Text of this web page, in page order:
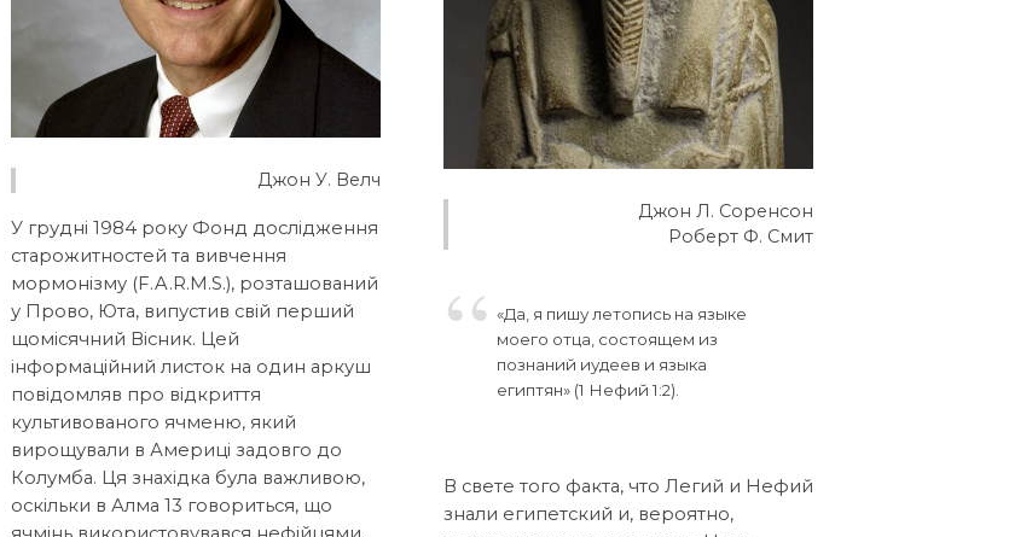
Джон У. Велч
У грудні 1984 року Фонд дослідження
старожитностей та вивчення
мормонізму (F.A.R.M.S.), розташований
у Прово, Юта, випустив свій перший
щомісячний Вісник. Цей
інформаційний листок на один аркуш
повідомляв про відкриття
культивованого ячменю, який
вирощували в Америці задовго до
Колумба. Ця знахідка була важливою,
оскільки в Алма 13 говориться, що
Джон Л. Соренсон
Роберт Ф. Смит
«Да, я пишу летопись на языке
моего отца, состоящем из
познаний иудеев и языка
египтян» (1 Нефий 1:2).
В свете того факта, что Легий и Нефий
знали египетский и, вероятно,